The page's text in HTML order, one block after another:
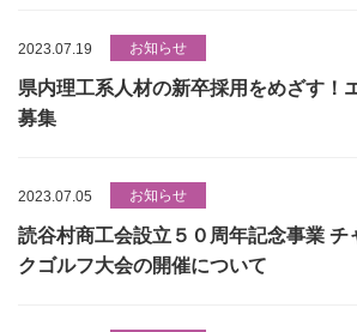
2023.07.19 お知らせ
県内理工系人材の新卒採用をめざす！
募集
2023.07.05 お知らせ
読谷村商工会設立５０周年記念事業 チ
クゴルフ大会の開催について